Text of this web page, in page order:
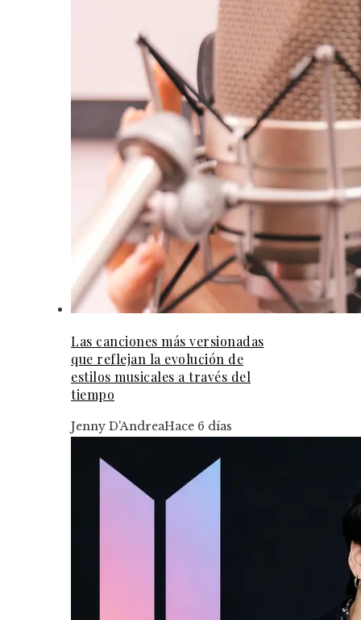
Las canciones más versionadas
que reflejan la evolución de
estilos musicales a través del
tiempo
Jenny D'AndreaHace 6 días